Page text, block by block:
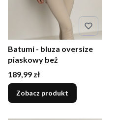
Batumi - bluza oversize
piaskowy beż
Cena
189,99 zł
Zobacz produkt